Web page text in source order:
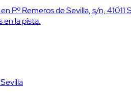
P.º Remeros de Sevilla, s/n,
en la pista.